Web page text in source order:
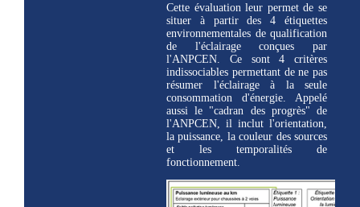
Cette évaluation leur permet de se
situer à partir des 4 étiquettes
environnementales de qualification
de l'éclairage conçues par
l'ANPCEN. Ce sont 4 critères
indissociables permettant de ne pas
résumer l'éclairage à la seule
consommation d'énergie. Appelé
aussi le "cadran des progrès" de
l'ANPCEN, il inclut l'orientation,
la puissance, la couleur des sources
et les temporalités de
fonctionnement.